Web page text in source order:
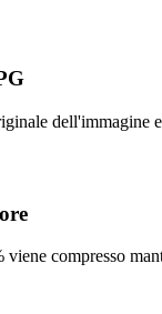
dell'immagine
compresso